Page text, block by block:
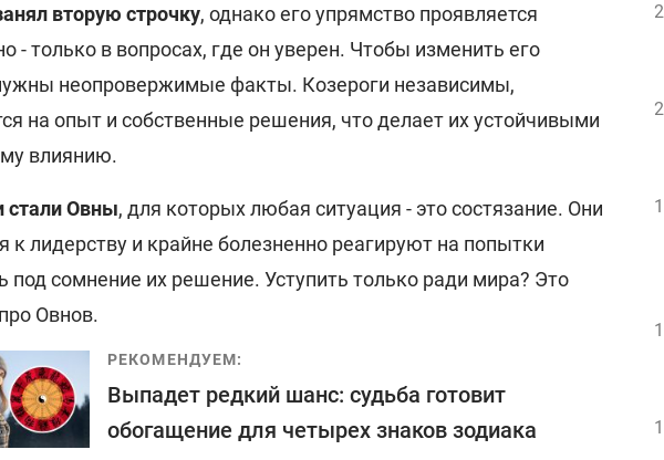
вторую строчку, однако его упрямство проявляется
- только в вопросах, где он уверен. Чтобы изменить его
неопровержимые факты. Козероги независимы,
на опыт и собственные решения, что делает их устойчивыми
влиянию.
стали Овны, для которых любая ситуация - это состязание. Они
к лидерству и крайне болезненно реагируют на попытки
под сомнение их решение. Уступить только ради мира? Это
Овнов.
РЕКОМЕНДУЕМ:
Выпадет редкий шанс: судьба готовит
обогащение для четырех знаков зодиака